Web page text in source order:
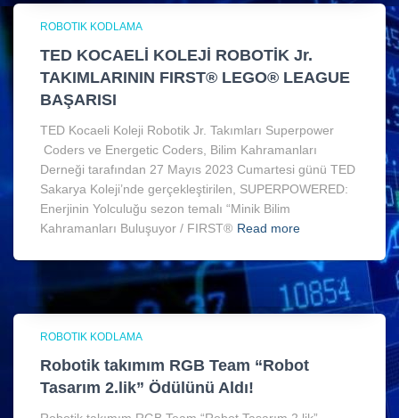
ROBOTIK KODLAMA
TED KOCAELİ KOLEJİ ROBOTİK Jr.
TAKIMLARININ FIRST® LEGO® LEAGUE
BAŞARISI
TED Kocaeli Koleji Robotik Jr. Takımları Superpower
Coders ve Energetic Coders, Bilim Kahramanları
Derneği tarafından 27 Mayıs 2023 Cumartesi günü TED
Sakarya Koleji’nde gerçekleştirilen, SUPERPOWERED:
Enerjinin Yolculuğu sezon temalı “Minik Bilim
Kahramanları Buluşuyor / FIRST® Read more
ROBOTIK KODLAMA
Robotik takımım RGB Team “Robot
Tasarım 2.lik” Ödülünü Aldı!